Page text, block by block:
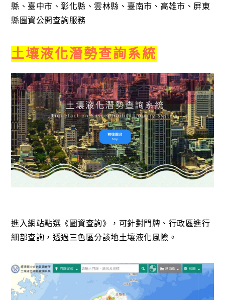
縣、臺中市、彰化縣、雲林縣、臺南市、高雄市、屏東
縣圖資公開查詢服務
土壤液化潛勢查詢系統
進入網站點選《圖資查詢》，可針對門牌、行政區進行
細部查詢，透過三色區分該地土壤液化風險。